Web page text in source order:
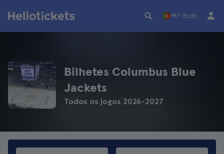
PRT (EUR)
Bilhetes Columbus Blue
Jackets
Todos os jogos 2026-2027